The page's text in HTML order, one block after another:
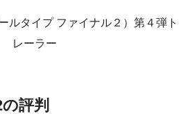
ルタイプ ファイナル２）第４弾ト
レーラー
評判